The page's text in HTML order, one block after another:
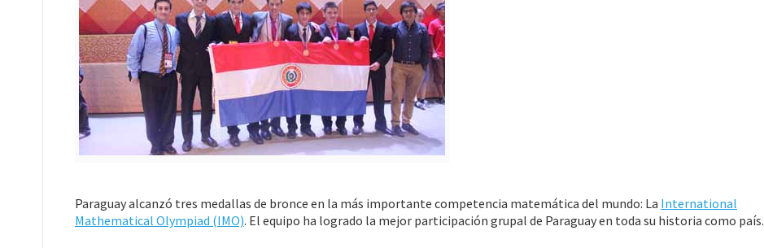
Paraguay alcanzó tres medallas de bronce en la más importante competencia matemática del mundo: La International
Mathematical Olympiad (IMO). El equipo ha logrado la mejor participación grupal de Paraguay en toda su historia como país.